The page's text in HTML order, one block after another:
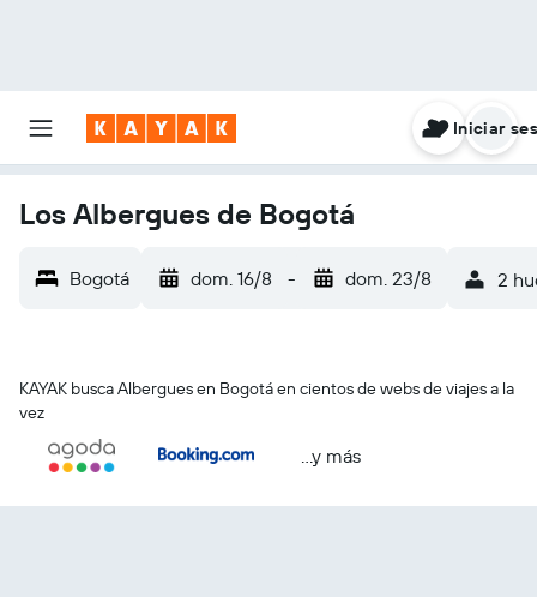
Iniciar
Los Albergues de Bogotá
Bogotá dom. 16/8 - dom. 23/8 2
KAYAK busca Albergues en Bogotá en cientos de webs de viajes a la
vez
...y más